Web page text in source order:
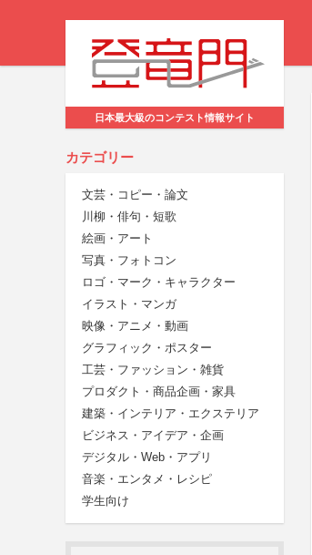
日本最大級のコンテスト情報サイト
カテゴリー
文芸・コピー・論文
川柳・俳句・短歌
絵画・アート
写真・フォトコン
ロゴ・マーク・キャラクター
イラスト・マンガ
映像・アニメ・動画
グラフィック・ポスター
工芸・ファッション・雑貨
プロダクト・商品企画・家具
建築・インテリア・エクステリア
ビジネス・アイデア・企画
デジタル・Web・アプリ
音楽・エンタメ・レシピ
学生向け